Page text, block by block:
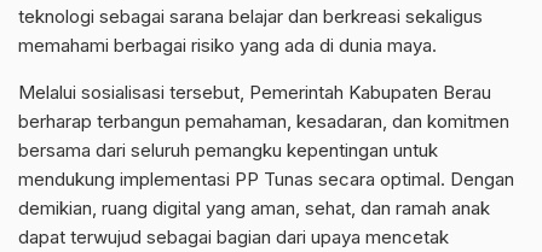
teknologi sebagai sarana belajar dan berkreasi sekaligus
memahami berbagai risiko yang ada di dunia maya.
Melalui sosialisasi tersebut, Pemerintah Kabupaten Berau
berharap terbangun pemahaman, kesadaran, dan komitmen
bersama dari seluruh pemangku kepentingan untuk
mendukung implementasi PP Tunas secara optimal. Dengan
demikian, ruang digital yang aman, sehat, dan ramah anak
dapat terwujud sebagai bagian dari upaya mencetak